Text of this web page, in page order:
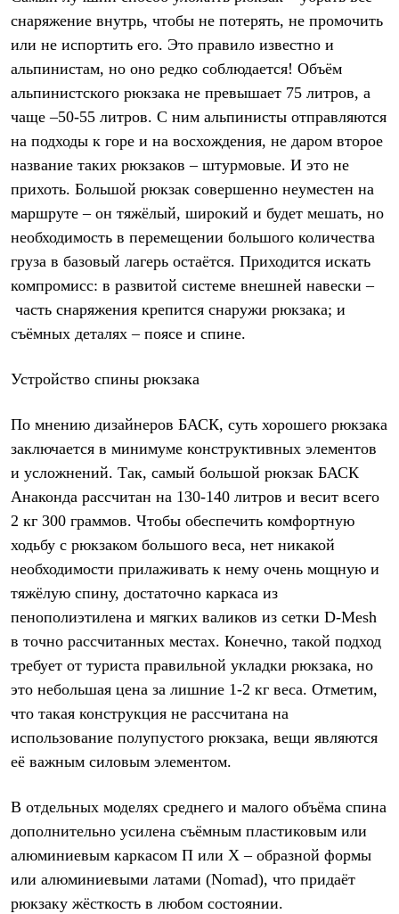
Легкоходные
Альпинистские
Городские
Аксессуары для рюкзаков
Спальные мешки
Пуховые
Комбинированные
С синтетическим утеплителем
Аксессуары для спальников
Сумки и баулы
Кошельки
Сумки
Полезные аксессуары
Книги
Коврики
Обувь
Женская обувь
Мужская обувь
Сапоги
Гамаши и бахилы
Бахилы
Тапочки и чуни
Тапочки
Уход за обувью
Аксессуары
Шапки
Балаклавы и маски
Повязки
Шарфы
Панамы
Перчатки и рукавицы
Перчатки
Рукавицы
Носки
Полезные аксессуары
Ремни
Опушки
Термоковрики
В Арктику
Коллекции
снаряжение внутрь, чтобы не потерять, не промочить
или не испортить его. Это правило известно и
альпинистам, но оно редко соблюдается! Объём
альпинистского рюкзака не превышает 75 литров, а
чаще –50-55 литров. С ним альпинисты отправляются
на подходы к горе и на восхождения, не даром второе
название таких рюкзаков – штурмовые. И это не
прихоть. Большой рюкзак совершенно неуместен на
маршруте – он тяжёлый, широкий и будет мешать, но
необходимость в перемещении большого количества
груза в базовый лагерь остаётся. Приходится искать
компромисс: в развитой системе внешней навески –
часть снаряжения крепится снаружи рюкзака; и
съёмных деталях – поясе и спине.
Устройство спины рюкзака
По мнению дизайнеров БАСК, суть хорошего рюкзака
заключается в минимуме конструктивных элементов
и усложнений. Так, самый большой рюкзак БАСК
Анаконда рассчитан на 130-140 литров и весит всего
2 кг 300 граммов. Чтобы обеспечить комфортную
ходьбу с рюкзаком большого веса, нет никакой
необходимости прилаживать к нему очень мощную и
тяжёлую спину, достаточно каркаса из
пенополиэтилена и мягких валиков из сетки D-Mesh
в точно рассчитанных местах. Конечно, такой подход
требует от туриста правильной укладки рюкзака, но
это небольшая цена за лишние 1-2 кг веса. Отметим,
что такая конструкция не рассчитана на
использование полупустого рюкзака, вещи являются
её важным силовым элементом.
В отдельных моделях среднего и малого объёма спина
дополнительно усилена съёмным пластиковым или
алюминиевым каркасом П или Х – образной формы
или алюминиевыми латами (Nomad), что придаёт
рюкзаку жёсткость в любом состоянии.